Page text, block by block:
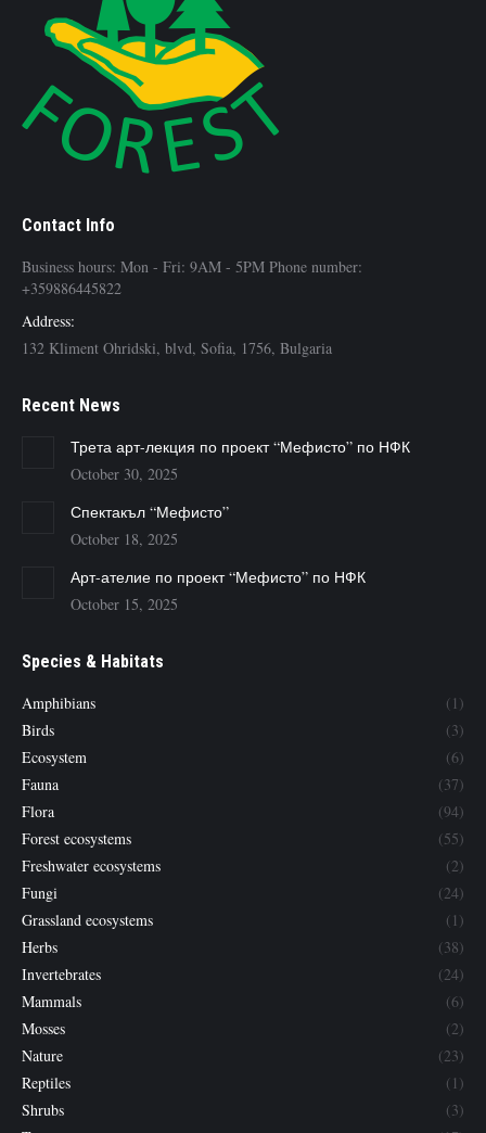
Contact Info
Business hours: Mon - Fri: 9AM - 5PM Phone number:
+359886445822
Address:
132 Kliment Ohridski, blvd, Sofia, 1756, Bulgaria
Recent News
Трета арт-лекция по проект “Мефисто” по НФК
October 30, 2025
Спектакъл “Мефисто”
October 18, 2025
Арт-ателие по проект “Мефисто” по НФК
October 15, 2025
Species & Habitats
Amphibians
(1)
Birds
(3)
Ecosystem
(6)
Fauna
(37)
Flora
(94)
Forest ecosystems
(55)
Freshwater ecosystems
(2)
Fungi
(24)
Grassland ecosystems
(1)
Herbs
(38)
Invertebrates
(24)
Mammals
(6)
Mosses
(2)
Nature
(23)
Reptiles
(1)
Shrubs
(3)